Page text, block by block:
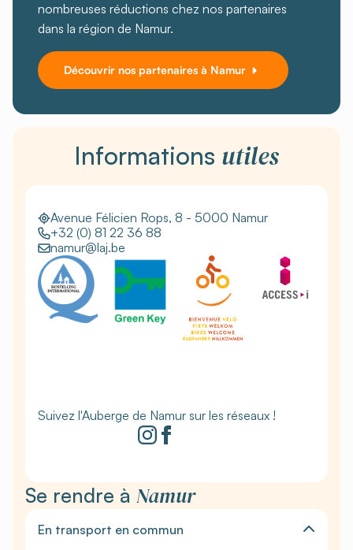
nombreuses réductions chez nos partenaires
dans la région de Namur.
Découvrir nos partenaires à Namur
Informations utiles
Avenue Félicien Rops, 8 - 5000 Namur
+32 (0) 81 22 36 88
namur@laj.be
Suivez l'Auberge de Namur sur les réseaux !
Se rendre à Namur
En transport en commun